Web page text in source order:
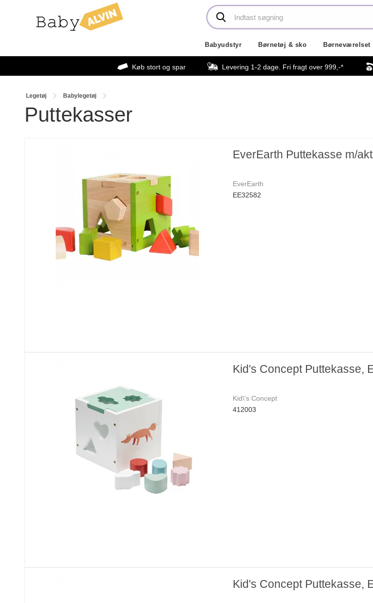
Babyudstyr Børnetøj & sko Børneværelset
Køb stort og spar Levering 1-2 dage. Fri fragt over 999,-*
Legetøj Babylegetøj
Puttekasser
EverEarth Puttekasse m/
EverEarth
EE32582
Kid's Concept Puttekasse,
Kid\'s Concept
412003
Kid's Concept Puttekasse,